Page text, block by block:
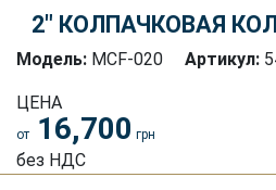
2″ КОЛПАЧКОВАЯ
Модель: MCF-020 Артикул:
ЦЕНА
от 16,700 грн
без НДС